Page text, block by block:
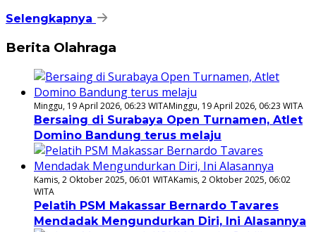
Selengkapnya
Berita Olahraga
Minggu, 19 April 2026, 06:23 WITAMinggu, 19 April 2026, 06:23 WITA
Bersaing di Surabaya Open Turnamen, Atlet
Domino Bandung terus melaju
Kamis, 2 Oktober 2025, 06:01 WITAKamis, 2 Oktober 2025, 06:02
WITA
Pelatih PSM Makassar Bernardo Tavares
Mendadak Mengundurkan Diri, Ini Alasannya